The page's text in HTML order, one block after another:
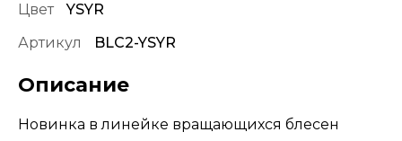
Цвет
YSYR
Артикул
BLC2-YSYR
Описание
Новинка в линейке вращающихся блесен